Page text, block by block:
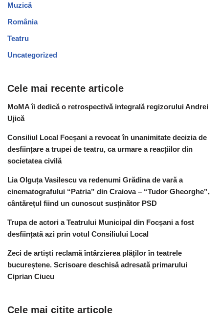
Muzică
România
Teatru
Uncategorized
Cele mai recente articole
MoMA îi dedică o retrospectivă integrală regizorului Andrei
Ujică
Consiliul Local Focșani a revocat în unanimitate decizia de
desființare a trupei de teatru, ca urmare a reacțiilor din
societatea civilă
Lia Olguța Vasilescu va redenumi Grădina de vară a
cinematografului “Patria” din Craiova – “Tudor Gheorghe”,
cântărețul fiind un cunoscut susținător PSD
Trupa de actori a Teatrului Municipal din Focșani a fost
desființată azi prin votul Consiliului Local
Zeci de artiști reclamă întârzierea plăților în teatrele
bucureștene. Scrisoare deschisă adresată primarului
Ciprian Ciucu
Cele mai citite articole